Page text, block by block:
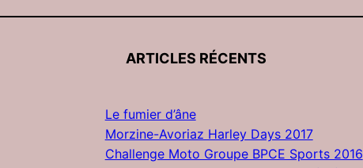
ARTICLES RÉCENTS
Le fumier d’âne
Morzine-Avoriaz Harley Days 2017
Challenge Moto Groupe BPCE Sports 2016